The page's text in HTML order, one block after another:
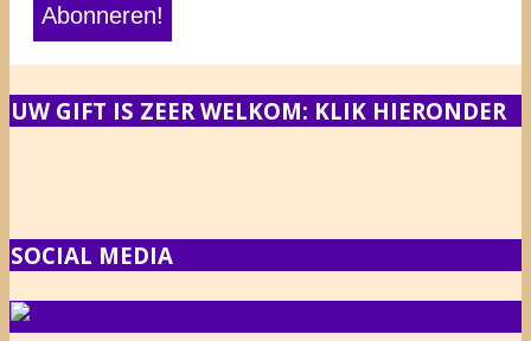
UW GIFT IS ZEER WELKOM: KLIK HIERONDER
SOCIAL MEDIA